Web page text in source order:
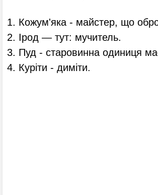
1. Кожум'яка - майстер, що
2. Ірод — тут: мучитель.
3. Пуд - старовинна одиниця
4. Куріти - диміти.